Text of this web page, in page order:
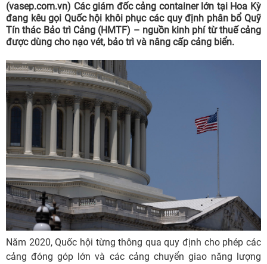
(vasep.com.vn) Các giám đốc cảng container lớn tại Hoa Kỳ
đang kêu gọi Quốc hội khôi phục các quy định phân bổ Quỹ
Tín thác Bảo trì Cảng (HMTF) – nguồn kinh phí từ thuế cảng
được dùng cho nạo vét, bảo trì và nâng cấp cảng biển.
Năm 2020, Quốc hội từng thông qua quy định cho phép các
cảng đóng góp lớn và các cảng chuyển giao năng lượng